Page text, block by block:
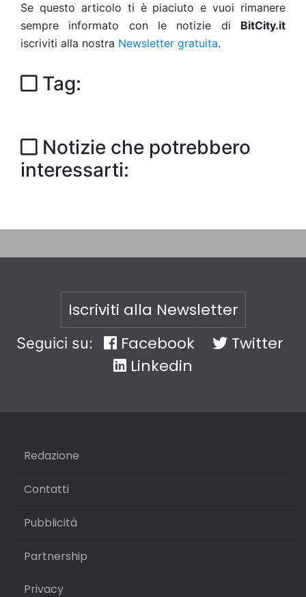
Se questo articolo ti è piaciuto e vuoi rimanere
sempre informato con le notizie di BitCity.it
iscriviti alla nostra Newsletter gratuita.
Tag:
Notizie che potrebbero
interessarti:
Iscriviti alla Newsletter
Seguici su: Facebook
Twitter
Linkedin
Redazione
Contatti
Pubblicità
Partnership
Privacy